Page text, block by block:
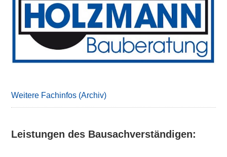
Sidebar
Weitere Fachinfos (Archiv)
Leistungen des Bausachverständigen: